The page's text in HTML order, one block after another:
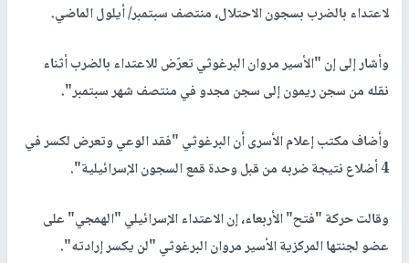
لاعتداء بالضرب بسجون الاحتلال، منتصف سبتمبر/ أيلول الماضي.
وأشار إلى إن "الأسير مروان البرغوثي تعرّض للاعتداء بالضرب أثناء
نقله من سجن ريمون إلى سجن مجدو في منتصف شهر سبتمبر".
وأضاف مكتب إعلام الأسرى أن البرغوثي "فقد الوعي وتعرض لكسر في
4 أضلاع نتيجة ضربه من قبل وحدة قمع السجون الإسرائيلية".
وقالت حركة "فتح" الأربعاء، إن الاعتداء الإسرائيلي "الهمجي" على
عضو لجنتها المركزية الأسير مروان البرغوثي "لن يكسر إرادته".